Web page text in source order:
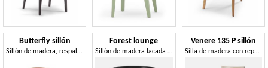
Butterfly sillón
Sillón de madera, respaldo envolvente.
Forest lounge
Sillón de madera lacada en negro.
Venere 135 P sillón
Silla de madera con reposabrazos y respaldo original.